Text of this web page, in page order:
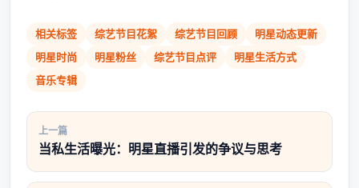
相关标签 综艺节目花絮 综艺节目回顾
明星动态更新
明星时尚
明星粉丝 综艺节目点评
明星生活方式
音乐专辑
上一篇
当私生活曝光：明星直播引发的争议与思考